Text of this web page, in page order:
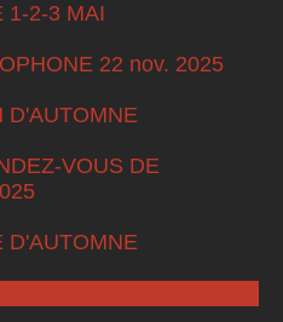
1-2-3 MAI
22 nov. 2025
D'AUTOMNE
VOUS DE
D'AUTOMNE